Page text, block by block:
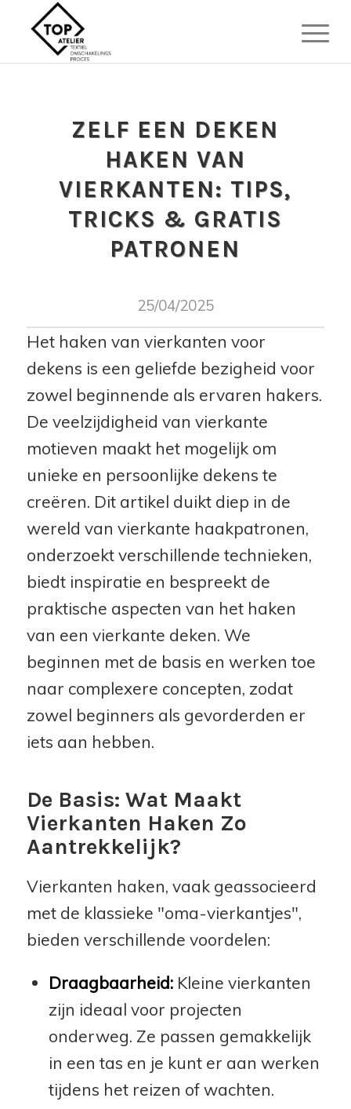
ZELF EEN DEKEN
HAKEN VAN
VIERKANTEN: TIPS,
TRICKS & GRATIS
PATRONEN
25/04/2025
Het haken van vierkanten voor
dekens is een geliefde bezigheid voor
zowel beginnende als ervaren hakers.
De veelzijdigheid van vierkante
motieven maakt het mogelijk om
unieke en persoonlijke dekens te
creëren. Dit artikel duikt diep in de
wereld van vierkante haakpatronen,
onderzoekt verschillende technieken,
biedt inspiratie en bespreekt de
praktische aspecten van het haken
van een vierkante deken. We
beginnen met de basis en werken toe
naar complexere concepten, zodat
zowel beginners als gevorderden er
iets aan hebben.
De Basis: Wat Maakt
Vierkanten Haken Zo
Aantrekkelijk?
Vierkanten haken, vaak geassocieerd
met de klassieke "oma-vierkantjes",
bieden verschillende voordelen:
Draagbaarheid:Kleine vierkanten
zijn ideaal voor projecten
onderweg. Ze passen gemakkelijk
in een tas en je kunt er aan werken
tijdens het reizen of wachten.